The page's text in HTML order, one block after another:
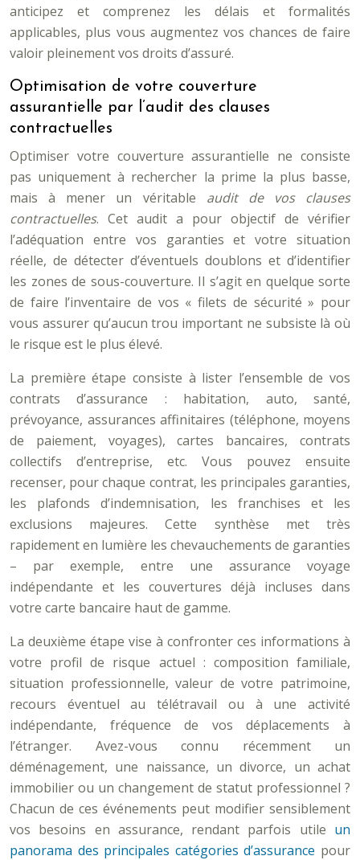
anticipez et comprenez les délais et formalités
applicables, plus vous augmentez vos chances de faire
valoir pleinement vos droits d’assuré.
Optimisation de votre couverture
assurantielle par l’audit des clauses
contractuelles
Optimiser votre couverture assurantielle ne consiste
pas uniquement à rechercher la prime la plus basse,
mais à mener un véritable audit de vos clauses
contractuelles. Cet audit a pour objectif de vérifier
l’adéquation entre vos garanties et votre situation
réelle, de détecter d’éventuels doublons et d’identifier
les zones de sous-couverture. Il s’agit en quelque sorte
de faire l’inventaire de vos « filets de sécurité » pour
vous assurer qu’aucun trou important ne subsiste là où
le risque est le plus élevé.
La première étape consiste à lister l’ensemble de vos
contrats d’assurance : habitation, auto, santé,
prévoyance, assurances affinitaires (téléphone, moyens
de paiement, voyages), cartes bancaires, contrats
collectifs d’entreprise, etc. Vous pouvez ensuite
recenser, pour chaque contrat, les principales garanties,
les plafonds d’indemnisation, les franchises et les
exclusions majeures. Cette synthèse met très
rapidement en lumière les chevauchements de garanties
– par exemple, entre une assurance voyage
indépendante et les couvertures déjà incluses dans
votre carte bancaire haut de gamme.
La deuxième étape vise à confronter ces informations à
votre profil de risque actuel : composition familiale,
situation professionnelle, valeur de votre patrimoine,
recours éventuel au télétravail ou à une activité
indépendante, fréquence de vos déplacements à
l’étranger. Avez-vous connu récemment un
déménagement, une naissance, un divorce, un achat
immobilier ou un changement de statut professionnel ?
Chacun de ces événements peut modifier sensiblement
vos besoins en assurance, rendant parfois utile un
panorama des principales catégories d’assurance pour